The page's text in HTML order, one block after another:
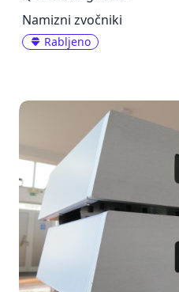
Namizni zvočniki
Rabljeno